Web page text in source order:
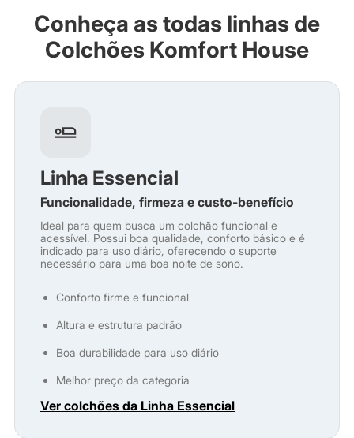
Conheça as todas linhas de
Colchões Komfort House
Linha Essencial
Funcionalidade, firmeza e custo-benefício
Ideal para quem busca um colchão funcional e
acessível. Possui boa qualidade, conforto básico e é
indicado para uso diário, oferecendo o suporte
necessário para uma boa noite de sono.
Conforto firme e funcional
Altura e estrutura padrão
Boa durabilidade para uso diário
Melhor preço da categoria
Ver colchões da Linha Essencial